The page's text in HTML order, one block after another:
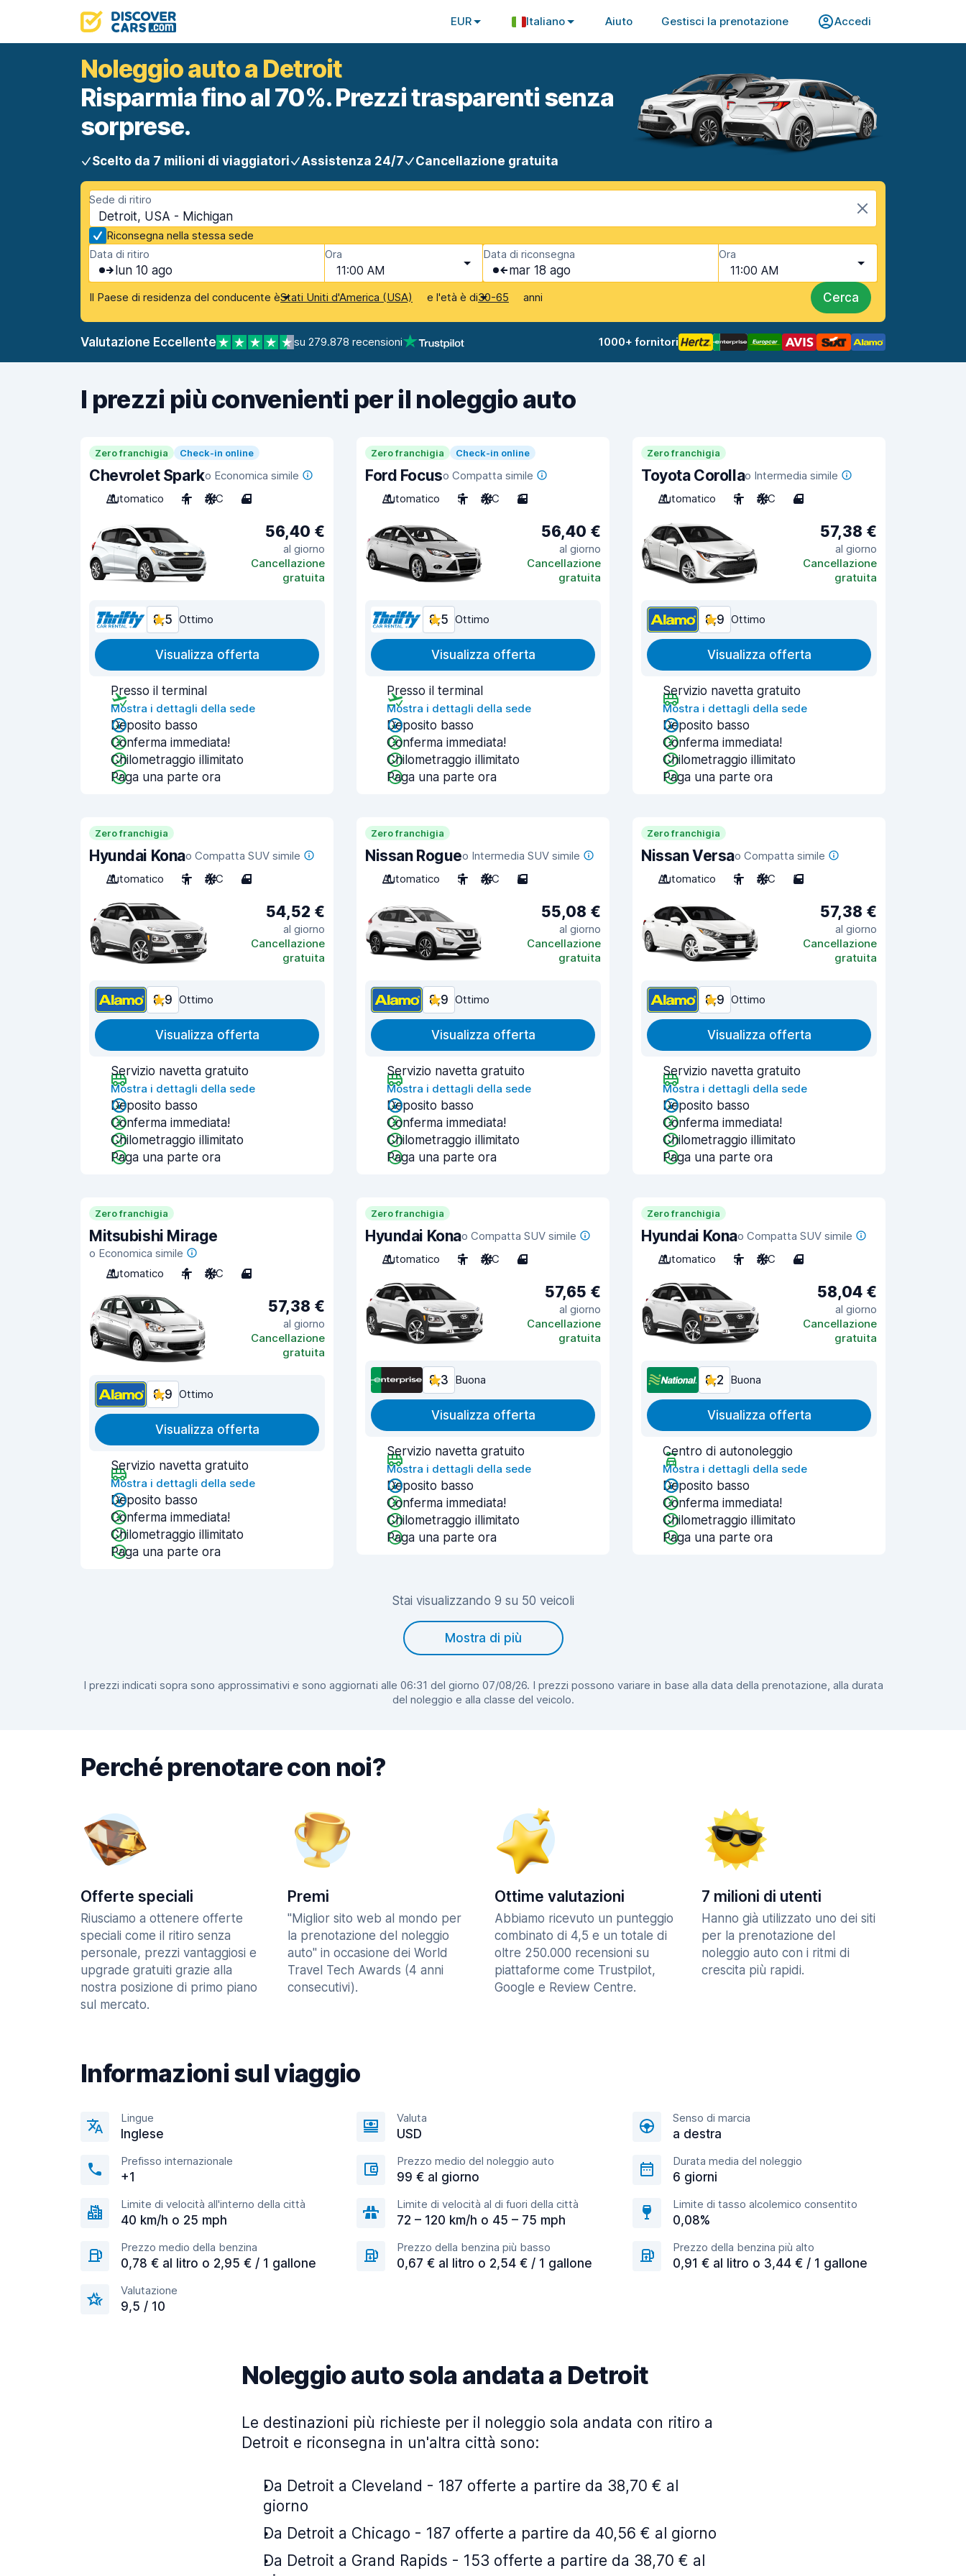
EUR Italiano Aiuto Gestisci la prenotazione Accedi
Noleggio auto a Detroit
Risparmia fino al 70%. Prezzi trasparenti senza
sorprese.
Scelto da 7 milioni di viaggiatori Assistenza 24/7 Cancellazione gratuita
Sede di ritiro
Detroit, USA - Michigan
Riconsegna nella stessa sede
Data di ritiro
lun 10 ago
Ora
11:00 AM
Data di riconsegna
mar 18 ago
Ora
11:00 AM
Il Paese di residenza del conducente èStati Uniti d'America (USA) e l'età è di30-65 anni Cerca
Valutazione Eccellente su 279.878 recensioni 1000+ fornitori
I prezzi più convenienti per il noleggio auto
Zero franchigia Check-in online
Chevrolet Sparko Economica simile
Automatico
4 A/C 4
56,40 €
al giorno
Cancellazione
gratuita
8,5 Ottimo
Visualizza offerta
Presso il terminal
Mostra i dettagli della sede
Deposito basso
Conferma immediata!
Chilometraggio illimitato
Paga una parte ora
Zero franchigia Check-in online
Ford Focuso Compatta simile
Automatico
5 A/C 3
56,40 €
al giorno
Cancellazione
gratuita
8,5 Ottimo
Visualizza offerta
Presso il terminal
Mostra i dettagli della sede
Deposito basso
Conferma immediata!
Chilometraggio illimitato
Paga una parte ora
Zero franchigia
Toyota Corollao Intermedia simile
Automatico
5 A/C 4
57,38 €
al giorno
Cancellazione
gratuita
8,9 Ottimo
Visualizza offerta
Servizio navetta gratuito
Mostra i dettagli della sede
Deposito basso
Conferma immediata!
Chilometraggio illimitato
Paga una parte ora
Zero franchigia
Hyundai Konao Compatta SUV simile
Automatico
5 A/C 4
54,52 €
al giorno
Cancellazione
gratuita
8,9 Ottimo
Visualizza offerta
Servizio navetta gratuito
Mostra i dettagli della sede
Deposito basso
Conferma immediata!
Chilometraggio illimitato
Paga una parte ora
Zero franchigia
Nissan Rogueo Intermedia SUV simile
Automatico
5 A/C 5
55,08 €
al giorno
Cancellazione
gratuita
8,9 Ottimo
Visualizza offerta
Servizio navetta gratuito
Mostra i dettagli della sede
Deposito basso
Conferma immediata!
Chilometraggio illimitato
Paga una parte ora
Zero franchigia
Nissan Versao Compatta simile
Automatico
5 A/C 5
57,38 €
al giorno
Cancellazione
gratuita
8,9 Ottimo
Visualizza offerta
Servizio navetta gratuito
Mostra i dettagli della sede
Deposito basso
Conferma immediata!
Chilometraggio illimitato
Paga una parte ora
Zero franchigia
Mitsubishi Mirage
o Economica simile
Automatico
4 A/C 4
57,38 €
al giorno
Cancellazione
gratuita
8,9 Ottimo
Visualizza offerta
Servizio navetta gratuito
Mostra i dettagli della sede
Deposito basso
Conferma immediata!
Chilometraggio illimitato
Paga una parte ora
Zero franchigia
Hyundai Konao Compatta SUV simile
Automatico
5 A/C 4
57,65 €
al giorno
Cancellazione
gratuita
8,3 Buona
Visualizza offerta
Servizio navetta gratuito
Mostra i dettagli della sede
Deposito basso
Conferma immediata!
Chilometraggio illimitato
Paga una parte ora
Zero franchigia
Hyundai Konao Compatta SUV simile
Automatico
5 A/C 4
58,04 €
al giorno
Cancellazione
gratuita
8,2 Buona
Visualizza offerta
Centro di autonoleggio
Mostra i dettagli della sede
Deposito basso
Conferma immediata!
Chilometraggio illimitato
Paga una parte ora
Stai visualizzando 9 su 50 veicoli
Mostra di più
I prezzi indicati sopra sono approssimativi e sono aggiornati alle 06:31 del giorno 07/08/26. I prezzi possono variare in base alla data della prenotazione, alla durata
del noleggio e alla classe del veicolo.
Perché prenotare con noi?
Offerte speciali
Riusciamo a ottenere offerte
speciali come il ritiro senza
personale, prezzi vantaggiosi e
upgrade gratuiti grazie alla
nostra posizione di primo piano
sul mercato.
Premi
"Miglior sito web al mondo per
la prenotazione del noleggio
auto" in occasione dei World
Travel Tech Awards (4 anni
consecutivi).
Ottime valutazioni
Abbiamo ricevuto un punteggio
combinato di 4,5 e un totale di
oltre 250.000 recensioni su
piattaforme come Trustpilot,
Google e Review Centre.
7 milioni di utenti
Hanno già utilizzato uno dei siti
per la prenotazione del
noleggio auto con i ritmi di
crescita più rapidi.
Informazioni sul viaggio
Lingue
Inglese
Valuta
USD
Senso di marcia
a destra
Prefisso internazionale
+1
Prezzo medio del noleggio auto
99 € al giorno
Durata media del noleggio
6 giorni
Limite di velocità all'interno della città
40 km/h o 25 mph
Limite di velocità al di fuori della città
72 – 120 km/h o 45 – 75 mph
Limite di tasso alcolemico consentito
0,08%
Prezzo medio della benzina
0,78 € al litro o 2,95 € / 1 gallone
Prezzo della benzina più basso
0,67 € al litro o 2,54 € / 1 gallone
Prezzo della benzina più alto
0,91 € al litro o 3,44 € / 1 gallone
Valutazione
9,5 / 10
Noleggio auto sola andata a Detroit
Le destinazioni più richieste per il noleggio sola andata con ritiro a
Detroit e riconsegna in un'altra città sono:
Da Detroit a Cleveland - 187 offerte a partire da 38,70 € al
giorno
Da Detroit a Chicago - 187 offerte a partire da 40,56 € al giorno
Da Detroit a Grand Rapids - 153 offerte a partire da 38,70 € al